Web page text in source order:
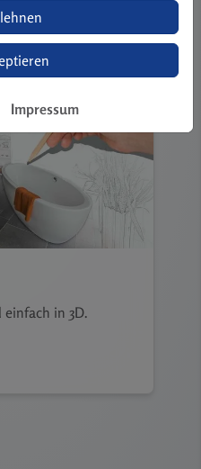
einfach in 3D.
Impressum